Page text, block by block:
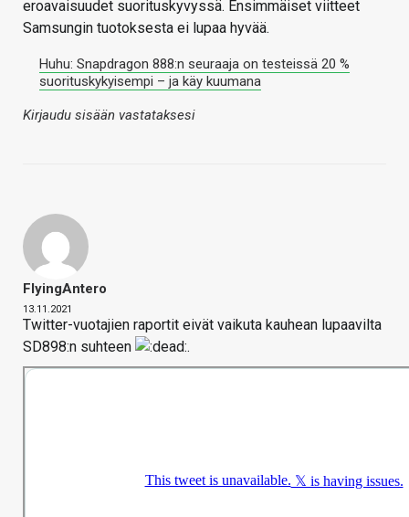
eroavaisuudet suorituskyvyssä. Ensimmäiset viitteet
Samsungin tuotoksesta ei lupaa hyvää.
Huhu: Snapdragon 888:n seuraaja on testeissä 20 %
suorituskykyisempi – ja käy kuumana
Kirjaudu sisään vastataksesi
FlyingAntero
13.11.2021
Twitter-vuotajien raportit eivät vaikuta kauhean lupaavilta
SD898:n suhteen
.